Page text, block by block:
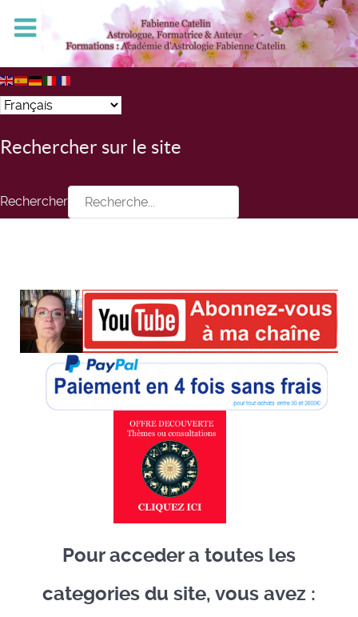
Rechercher sur le site
Rechercher
Pour acceder a toutes les
categories du site, vous avez :